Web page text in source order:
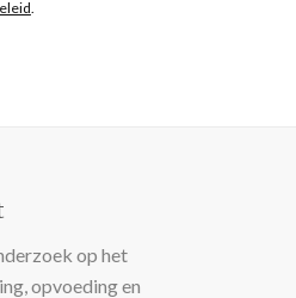
op het
opvoeding en